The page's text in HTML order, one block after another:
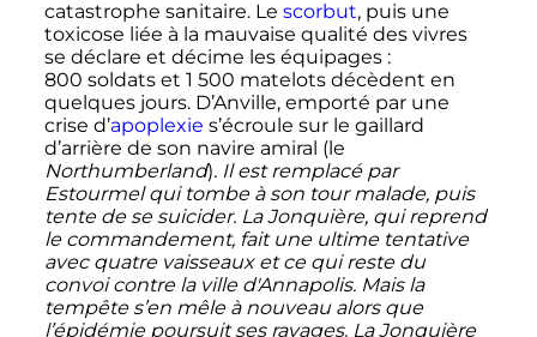
catastrophe sanitaire. Le scorbut, puis une
toxicose liée à la mauvaise qualité des vivres
se déclare et décime les équipages :
800 soldatset 1 500 matelotsdécèdent en
quelques jours. D’Anville, emporté par une
crise d’apoplexie s’écroule sur le gaillard
d’arrière de son navire amiral (le
Northumberland). Il est remplacé par
Estourmel qui tombe à son tour malade, puis
tente de se suicider. La Jonquière, qui reprend
le commandement, fait une ultime tentative
avec quatre vaisseaux et ce qui reste du
convoi contre la ville d'Annapolis. Mais la
tempête s’en mêle à nouveau alors que
l’épidémie poursuit ses ravages. La Jonquière